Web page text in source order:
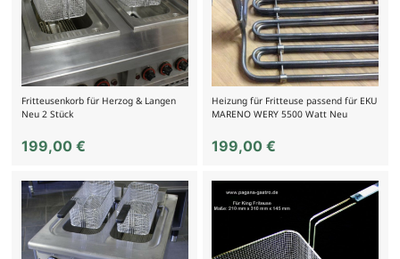
Fritteusenkorb für Herzog & Langen
Neu 2 Stück
199,00 €
Heizung für Fritteuse passend für EKU
MARENO WERY 5500 Watt Neu
199,00€